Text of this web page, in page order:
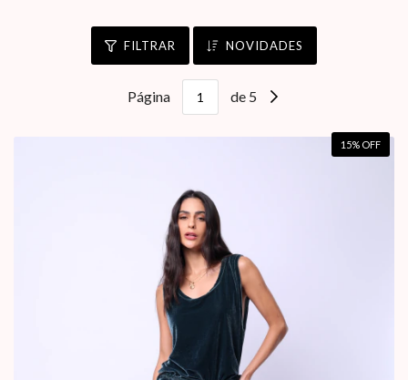
FILTRAR NOVIDADES
Página de 5
15% OFF